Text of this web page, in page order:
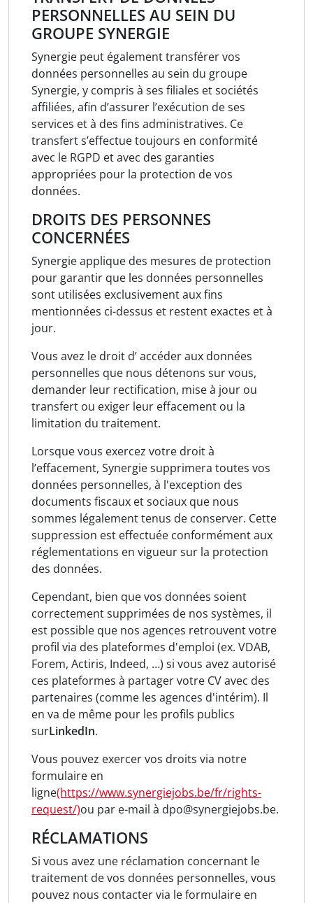
PERSONNELLES AU SEIN DU
GROUPE SYNERGIE
Synergie peut également transférer vos
données personnelles au sein du groupe
Synergie, y compris à ses filiales et sociétés
affiliées, afin d’assurer l’exécution de ses
services et à des fins administratives. Ce
transfert s’effectue toujours en conformité
avec le RGPD et avec des garanties
appropriées pour la protection de vos
données.
DROITS DES PERSONNES
CONCERNÉES
Synergie applique des mesures de protection
pour garantir que les données personnelles
sont utilisées exclusivement aux fins
mentionnées ci-dessus et restent exactes et à
jour.
Vous avez le droit d’ accéder aux données
personnelles que nous détenons sur vous,
demander leur rectification, mise à jour ou
transfert ou exiger leur effacement ou la
limitation du traitement.
Lorsque vous exercez votre droit à
l’effacement, Synergie supprimera toutes vos
données personnelles, à l'exception des
documents fiscaux et sociaux que nous
sommes légalement tenus de conserver. Cette
suppression est effectuée conformément aux
réglementations en vigueur sur la protection
des données.
Cependant, bien que vos données soient
correctement supprimées de nos systèmes, il
est possible que nos agences retrouvent votre
profil via des plateformes d'emploi (ex. VDAB,
Forem, Actiris, Indeed, …) si vous avez autorisé
ces plateformes à partager votre CV avec des
partenaires (comme les agences d'intérim). Il
en va de même pour les profils publics
surLinkedIn.
Vous pouvez exercer vos droits via notre
formulaire en
ligne(https://www.synergiejobs.be/fr/rights-
request/)ou par e-mail à dpo@synergiejobs.be.
RÉCLAMATIONS
Si vous avez une réclamation concernant le
traitement de vos données personnelles, vous
pouvez nous contacter via le formulaire en